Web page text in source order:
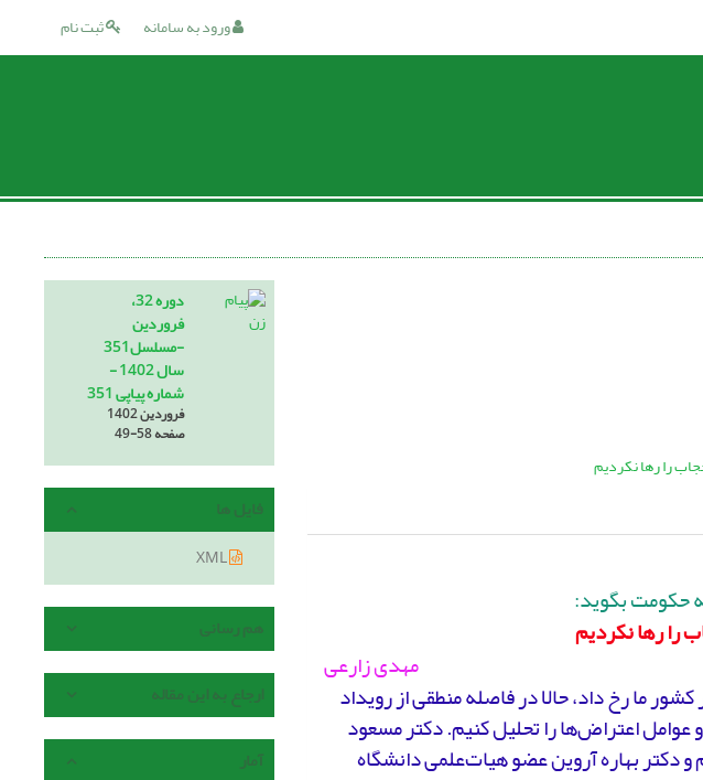
ثبت نام ورود به سامانه
حکومت بگوید:
را رها نکردیم
مهدی زارعی
که در کشور ما رخ داد، حالا در فاصله منطقی از رویداد
عوامل اعتراض‌ها را تحلیل کنیم. دکتر مسعود
و دکتر بهاره آروین عضو هیات‌علمی دانشگاه
دوره 32،
فروردین
-مسلسل351
سال 1402 -
شماره پیاپی 351
فروردین 1402
صفحه49-58
فایل ها
XML
هم رسانی
ارجاع به این مقاله
آمار